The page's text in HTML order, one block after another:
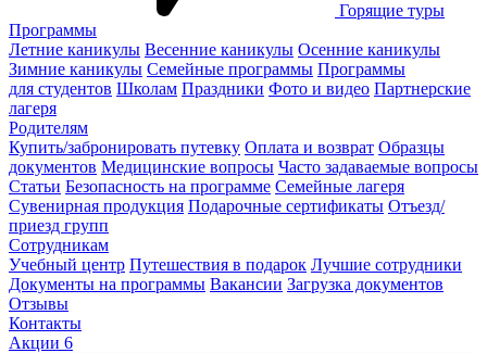
Горящие туры
Программы
Летние каникулы Весенние каникулы Осенние каникулы
Зимние каникулы Семейные программы Программы
для студентов Школам Праздники Фото и видео Партнерские
лагеря
Родителям
Купить/забронировать путевку Оплата и возврат Образцы
документов Медицинские вопросы Часто задаваемые вопросы
Статьи Безопасность на программе Семейные лагеря
Сувенирная продукция Подарочные сертификаты Отъезд/
приезд групп
Сотрудникам
Учебный центр Путешествия в подарок Лучшие сотрудники
Документы на программы Вакансии Загрузка документов
Отзывы
Контакты
Акции 6